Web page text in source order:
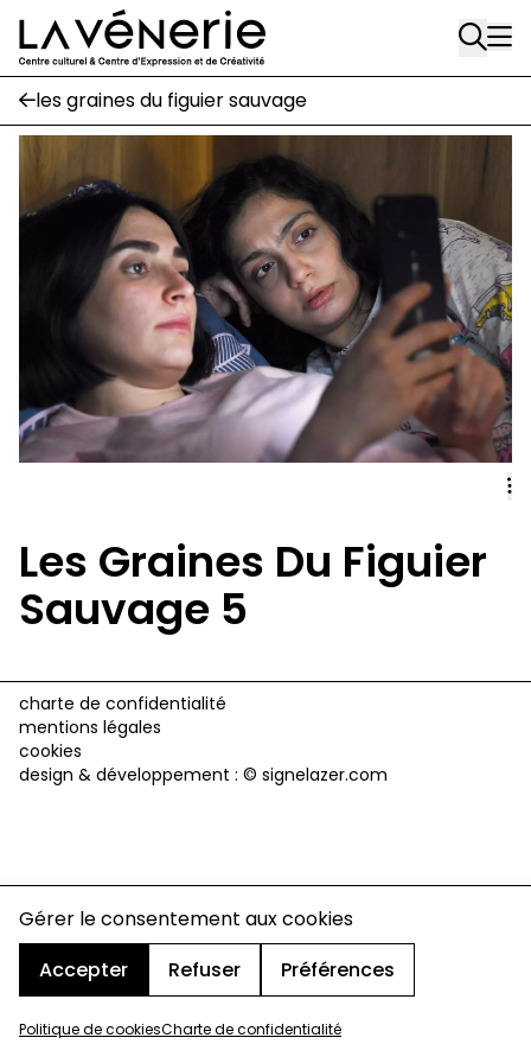
Gérer le consentement aux cookies
Accepter
Refuser Préférences
Politique de cookiesCharte de confidentialité
Aller au contenu principal
Rue Gratès, 3
1170 Watermael-Boitsfort
02 663 85 50
Écuries
Place Gilson, 3
1170 Watermael-Boitsfort
02 663 85 50
suivez-nous
Journal Vénerie- version papier
Newsletter
les graines du figuier sauvage
Les Graines Du Figuier
Sauvage 5
charte de confidentialité
mentions légales
cookies
design & développement : © signelazer.com